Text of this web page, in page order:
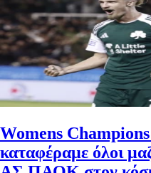
Womens
καταφέραμε όλοι